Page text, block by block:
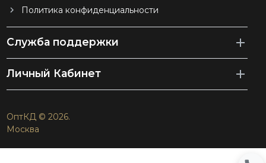
Политика конфиденциальности
Служба поддержки
Личный Кабинет
ОптКД © 2026.
Москва